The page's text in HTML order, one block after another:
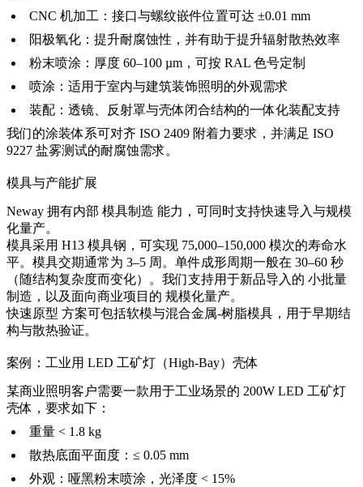
CNC 机加工 ：接口与螺纹嵌件位置可达 ±0.01 mm
阳极氧化 ：提升耐腐蚀性，并有助于提升辐射散热效率
粉末喷涂 ：厚度 60–100 µm，可按 RAL 色号定制
喷涂 ：适用于室内与建筑装饰照明的外观需求
装配 ：透镜、反射罩与壳体闭合结构的一体化装配支持
我们的涂装体系可对齐 ISO 2409 附着力要求，并满足 ISO
9227 盐雾测试的耐腐蚀需求。
模具与产能扩展
Neway 拥有内部 模具制造 能力，可同时支持快速导入与规模
化量产。
模具采用 H13 模具钢 ，可实现 75,000–150,000 模次的寿命水
平。模具交期通常为 3–5 周。单件成形周期一般在 30–60 秒
（随结构复杂度而变化）。我们支持用于新品导入的 小批量
制造 ，以及面向商业项目的 规模化量产。
快速原型 方案可包括软模与混合金属-树脂模具，用于早期结
构与散热验证。
案例：工业用 LED 工矿灯（High-Bay）壳体
某商业照明客户需要一款用于工业场景的 200W LED 工矿灯
壳体，要求如下：
重量 < 1.8 kg
散热底面平面度：≤ 0.05 mm
外观：哑黑粉末喷涂，光泽度 < 15%